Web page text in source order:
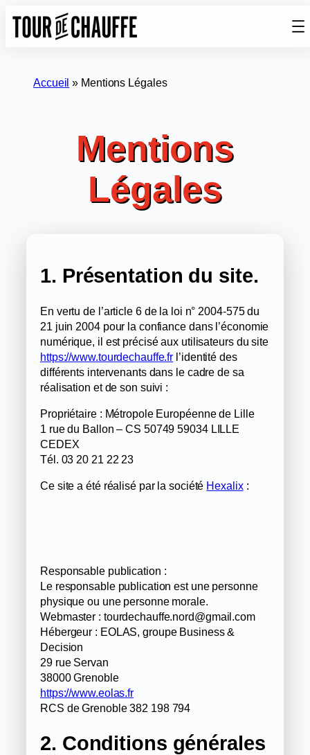
Accueil » Mentions Légales
Mentions
Légales
1. Présentation du site.
En vertu de l’article 6 de la loi n° 2004-575 du
21 juin 2004 pour la confiance dans l’économie
numérique, il est précisé aux utilisateurs du site
https://www.tourdechauffe.fr l’identité des
différents intervenants dans le cadre de sa
réalisation et de son suivi :
Propriétaire : Métropole Européenne de Lille
1 rue du Ballon – CS 50749 59034 LILLE
CEDEX
Tél. 03 20 21 22 23
Ce site a été réalisé par la société Hexalix:
Responsable publication :
Le responsable publication est une personne
physique ou une personne morale.
Webmaster : tourdechauffe.nord@gmail.com
Hébergeur : EOLAS, groupe Business &
Decision
29 rue Servan
38000 Grenoble
https://www.eolas.fr
RCS de Grenoble 382 198 794
2. Conditions générales